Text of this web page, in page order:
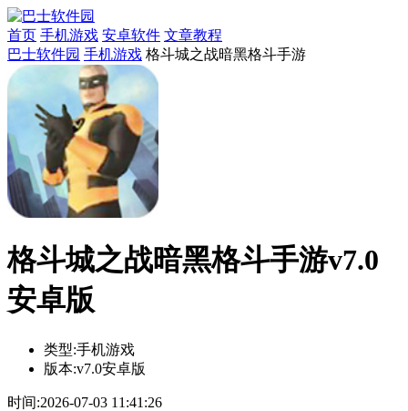
首页 手机游戏 安卓软件 文章教程
巴士软件园 手机游戏 格斗城之战暗黑格斗手游
格斗城之战暗黑格斗手游v7.0
安卓版
类型:手机游戏
版本:v7.0安卓版
时间:2026-07-03 11:41:26